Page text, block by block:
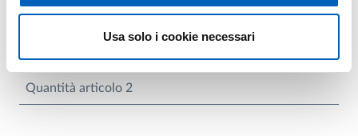
Usa solo i cookie necessari
Articolo 2
Quantità articolo 2